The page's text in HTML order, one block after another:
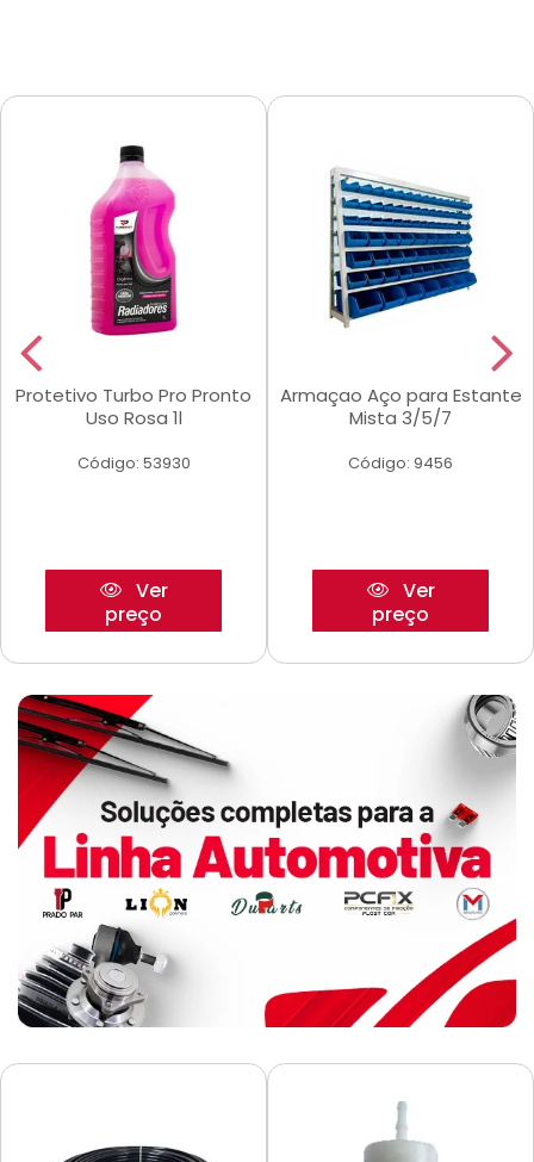
Protetivo Turbo Pro Pronto
Uso Rosa 1l
Código: 53930
Ver
preço
Armaçao Aço para Estante
Mista 3/5/7
Código: 9456
Ver
preço